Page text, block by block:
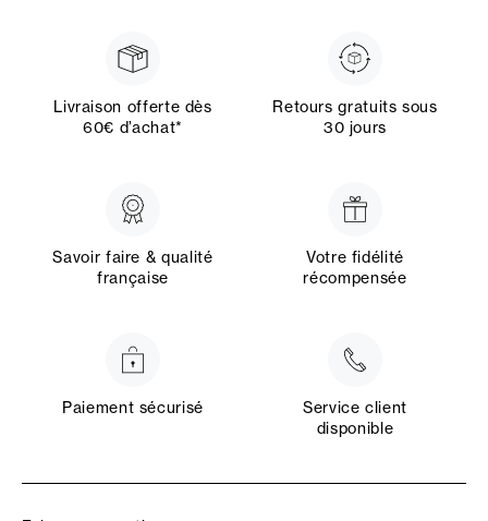
Livraison offerte dès
60€ d’achat*
Retours gratuits sous
30 jours
Savoir faire & qualité
française
Votre fidélité
récompensée
Paiement sécurisé
Service client
disponible